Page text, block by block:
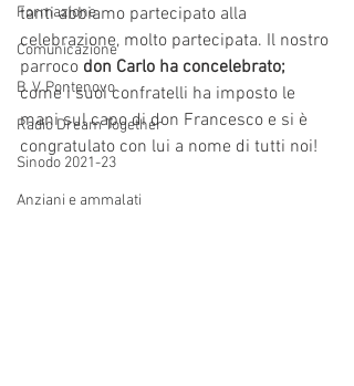
Formazione
Comunicazione
B. V. Pontenovo
Radio Dream Together
Sinodo 2021-23
Anziani e ammalati
tanti abbiamo partecipato alla
celebrazione, molto partecipata. Il nostro
parroco don Carlo ha concelebrato;
come i suoi confratelli ha imposto le
mani sul capo di don Francesco e si è
congratulato con lui a nome di tutti noi!